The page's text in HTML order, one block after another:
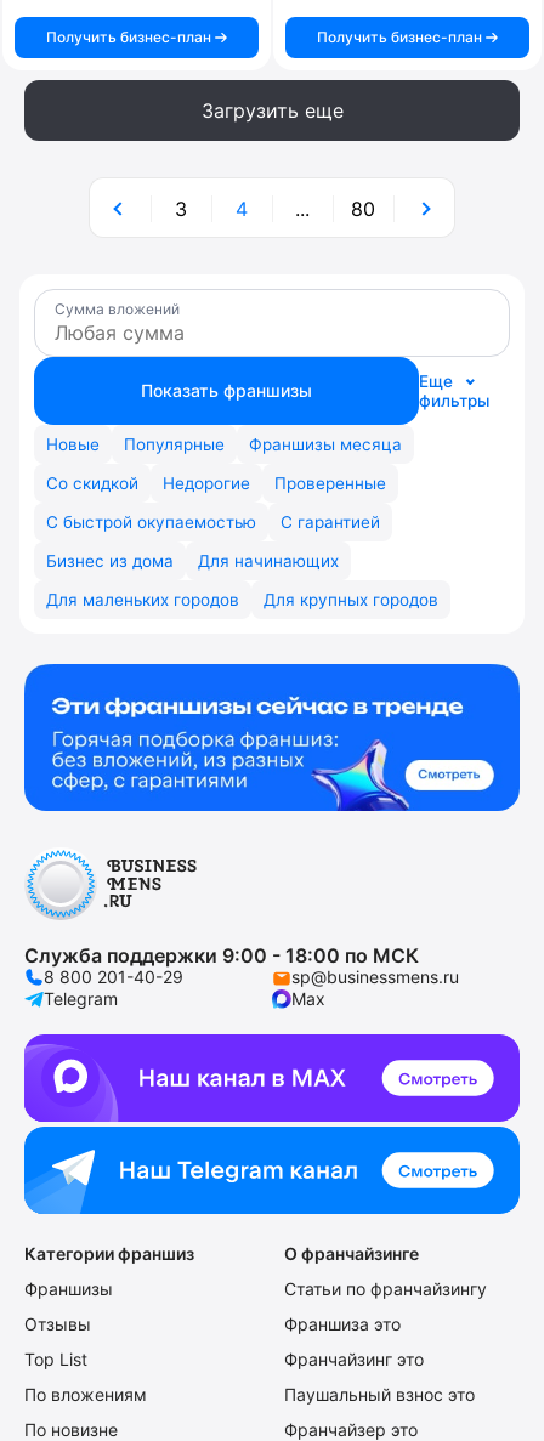
Получить бизнес-план Получить бизнес-план
Загрузить еще
3 4 ... 80
Сумма вложений
Показать франшизы
Еще
фильтры
Новые Популярные
Франшизы месяца
Со скидкой
Недорогие
Проверенные
С быстрой окупаемостью
С гарантией
Бизнес из дома
Для начинающих
Для маленьких городов
Для крупных городов
Служба поддержки 9:00 - 18:00 по МСК
8 800 201-40-29
sp@businessmens.ru
Telegram
Max
Категории франшиз
Франшизы
Отзывы
Top List
По вложениям
По новизне
О франчайзинге
Статьи по франчайзингу
Франшиза это
Франчайзинг это
Паушальный взнос это
Франчайзер это